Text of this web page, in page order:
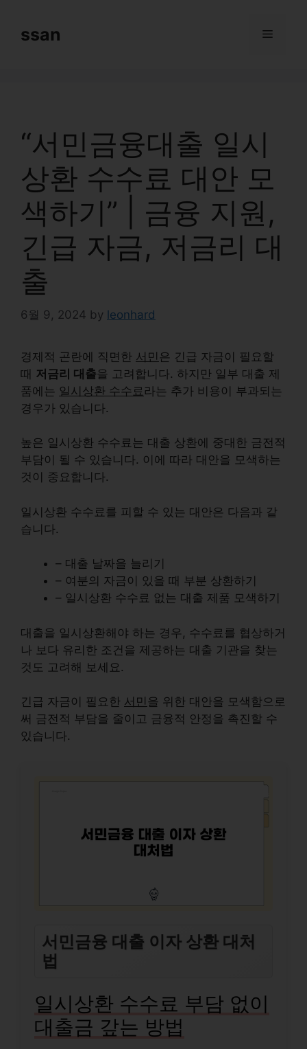
contentssan Menu
“서민금융대출 일시
상환 수수료 대안 모
색하기” | 금융 지원,
긴급 자금, 저금리 대
출
6월 9, 2024 by leonhard
경제적 곤란에 직면한 서민 은 긴급 자금이 필요할
때 저금리 대출을 고려합니다. 하지만 일부 대출 제
품에는 일시상환 수수료 라는 추가 비용이 부과되는
경우가 있습니다.
높은 일시상환 수수료 는 대출 상환에 중대한 금전적
부담이 될 수 있습니다. 이에 따라 대안을 모색하는
것이 중요합니다.
일시상환 수수료를 피할 수 있는 대안은 다음과 같
습니다.
– 대출 날짜을 늘리기
– 여분의 자금이 있을 때 부분 상환하기
– 일시상환 수수료 없는 대출 제품 모색하기
대출을 일시상환해야 하는 경우, 수수료를 협상하거
나 보다 유리한 조건을 제공하는 대출 기관을 찾는
것도 고려해 보세요.
긴급 자금이 필요한 서민 을 위한 대안을 모색함으로
써 금전적 부담을 줄이고 금융적 안정을 촉진할 수
있습니다.
서민금융 대출 이자 상환 대처
법
일시상환 수수료 부담 없이
대출금 갚는 방법